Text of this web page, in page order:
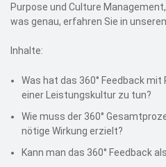
Purpose und Culture
was genau, erfahren Sie in
Inhalte:
Was hat das 360° Feedback
einer Leistungskultur zu tun?
Wie muss der 360°
nötige Wirkung erzielt?
Kann man das 360° Feedback